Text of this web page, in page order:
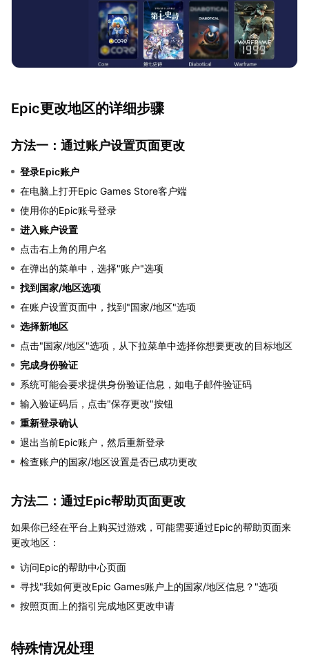
Epic更改地区的详细步骤
方法一：通过账户设置页面更改
登录Epic账户
在电脑上打开Epic Games Store客户端
使用你的Epic账号登录
进入账户设置
点击右上角的用户名
在弹出的菜单中，选择"账户"选项
找到国家/地区选项
在账户设置页面中，找到"国家/地区"选项
选择新地区
点击"国家/地区"选项，从下拉菜单中选择你想要更改的目标地区
完成身份验证
系统可能会要求提供身份验证信息，如电子邮件验证码
输入验证码后，点击"保存更改"按钮
重新登录确认
退出当前Epic账户，然后重新登录
检查账户的国家/地区设置是否已成功更改
方法二：通过Epic帮助页面更改
如果你已经在平台上购买过游戏，可能需要通过Epic的帮助页面来
更改地区：
访问Epic的帮助中心页面
寻找"我如何更改Epic Games账户上的国家/地区信息？"选项
按照页面上的指引完成地区更改申请
特殊情况处理